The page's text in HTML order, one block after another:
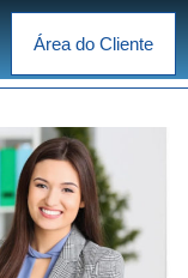
Área do Cliente